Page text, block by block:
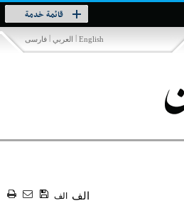
قائمة خدمة
Toggle
navigation
فارسی | العربي | English
الف الف